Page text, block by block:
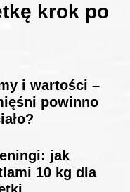
krok po
i wartości –
powinno
jak
10 kg dla